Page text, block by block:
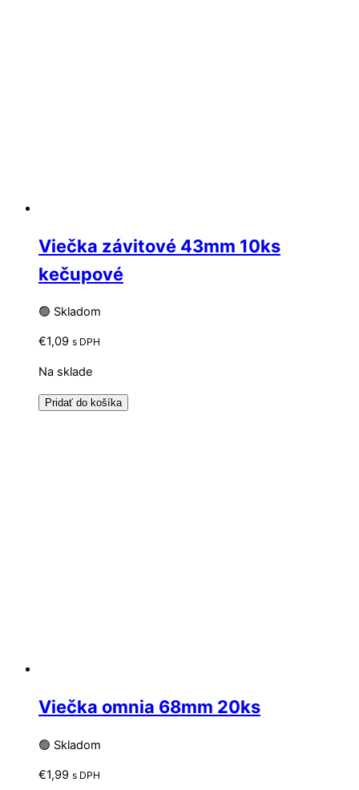
Viečka závitové 43mm 10ks
kečupové
🟢 Skladom
€1,09 s DPH
Na sklade
Pridať do košíka
Viečka omnia 68mm 20ks
🟢 Skladom
€1,99 s DPH